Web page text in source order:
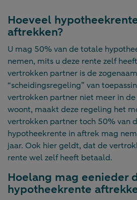
Hoeveel
aftrekken?
U mag 50% van de totale
nemen, mits u deze rente zelf
vertrokken partner is de
“scheidingsregeling” van
vertrokken partner niet meer in
woont, maakt deze regeling het
vertrokken partner toch 50% van
hypotheekrente in aftrek mag
jaar. Ook hier geldt, dat de
rente wel zelf heeft betaald.
Hoelang mag eenieder
hypotheekrente